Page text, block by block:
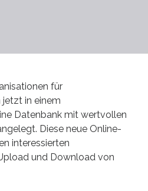
für
jetzt in einem
Datenbank mit wertvollen
Diese neue Online-
interessierten
und Download von